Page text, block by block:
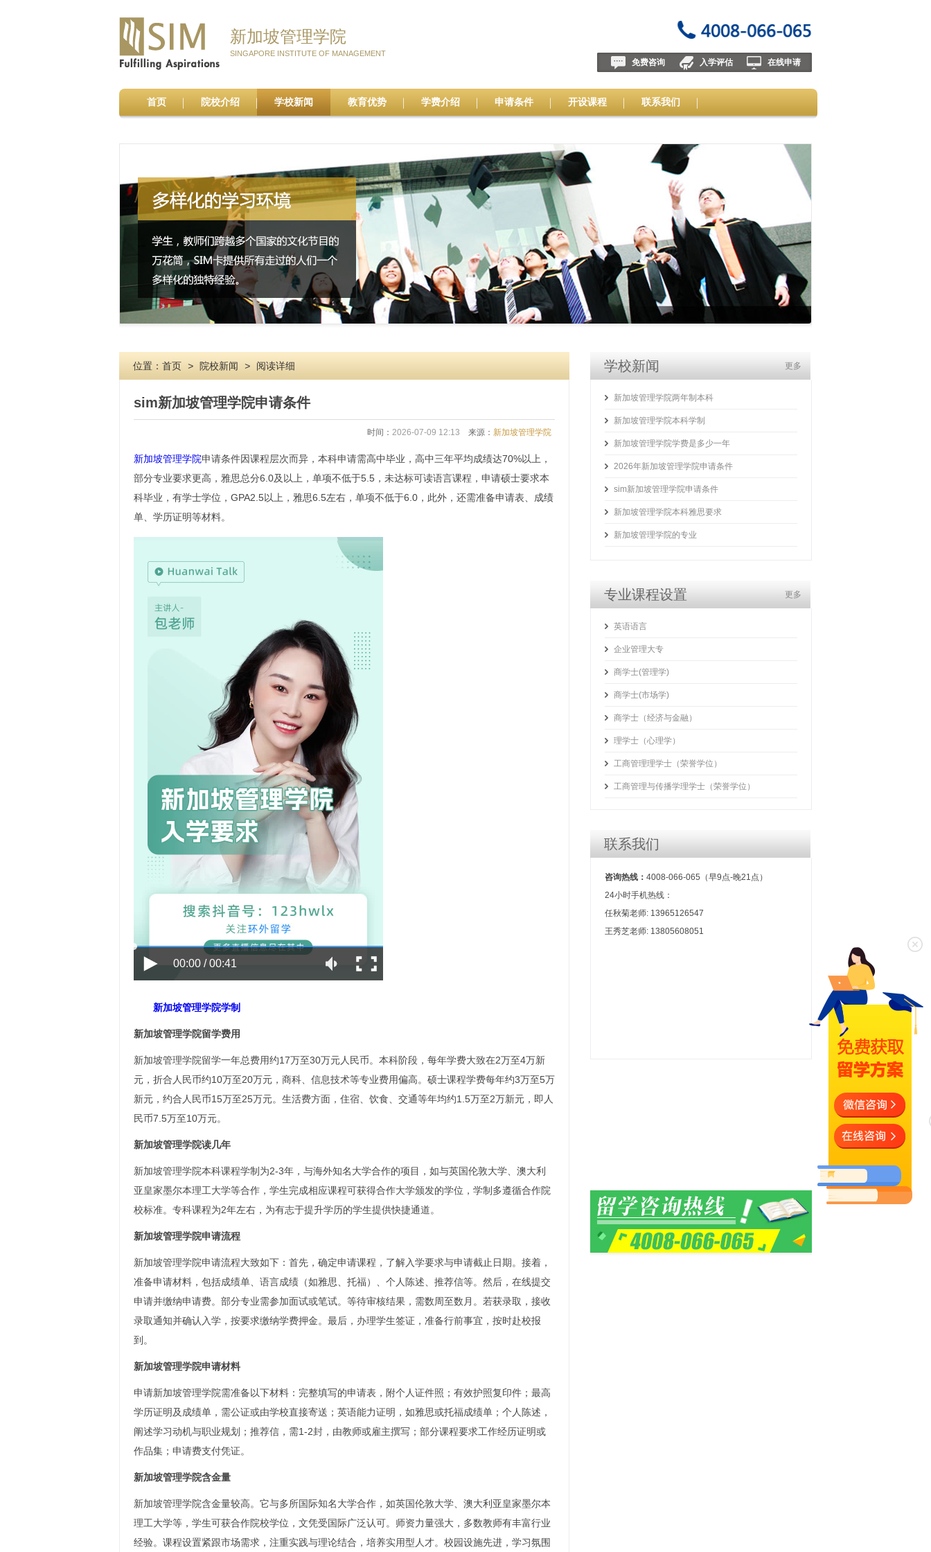
新加坡管理学院
SINGAPORE INSTITUTE OF MANAGEMENT
免费咨询 入学评估 在线申请
首页 院校介绍 学校新闻 教育优势 学费介绍 申请条件 开设课程 联系我们
位置： 首页 > 院校新闻 > 阅读详细
sim新加坡管理学院申请条件
时间： 2026-07-09 12:13 来源： 新加坡管理学院
新加坡管理学院申请条件因课程层次而异，本科申请需高中毕业，高中三年平均成绩达70%以上，
部分专业要求更高，雅思总分6.0及以上，单项不低于5.5，未达标可读语言课程，申请硕士要求本
科毕业，有学士学位，GPA2.5以上，雅思6.5左右，单项不低于6.0，此外，还需准备申请表、成绩
单、学历证明等材料。
00:00 / 00:41
新加坡管理学院学制
新加坡管理学院留学费用
新加坡管理学院留学一年总费用约17万至30万元人民币。本科阶段，每年学费大致在2万至4万新
元，折合人民币约10万至20万元，商科、信息技术等专业费用偏高。硕士课程学费每年约3万至5万
新元，约合人民币15万至25万元。生活费方面，住宿、饮食、交通等年均约1.5万至2万新元，即人
民币7.5万至10万元。
新加坡管理学院读几年
新加坡管理学院本科课程学制为2-3年，与海外知名大学合作的项目，如与英国伦敦大学、澳大利
亚皇家墨尔本理工大学等合作，学生完成相应课程可获得合作大学颁发的学位，学制多遵循合作院
校标准。专科课程为2年左右，为有志于提升学历的学生提供快捷通道。
新加坡管理学院申请流程
新加坡管理学院申请流程大致如下：首先，确定申请课程，了解入学要求与申请截止日期。接着，
准备申请材料，包括成绩单、语言成绩（如雅思、托福）、个人陈述、推荐信等。然后，在线提交
申请并缴纳申请费。部分专业需参加面试或笔试。等待审核结果，需数周至数月。若获录取，接收
录取通知并确认入学，按要求缴纳学费押金。最后，办理学生签证，准备行前事宜，按时赴校报
到。
新加坡管理学院申请材料
申请新加坡管理学院需准备以下材料：完整填写的申请表，附个人证件照；有效护照复印件；最高
学历证明及成绩单，需公证或由学校直接寄送；英语能力证明，如雅思或托福成绩单；个人陈述，
阐述学习动机与职业规划；推荐信，需1-2封，由教师或雇主撰写；部分课程要求工作经历证明或
作品集；申请费支付凭证。
新加坡管理学院含金量
新加坡管理学院含金量较高。它与多所国际知名大学合作，如英国伦敦大学、澳大利亚皇家墨尔本
理工大学等，学生可获合作院校学位，文凭受国际广泛认可。师资力量强大，多数教师有丰富行业
经验。课程设置紧跟市场需求，注重实践与理论结合，培养实用型人才。校园设施先进，学习氛围
学校新闻 更多
新加坡管理学院两年制本科
新加坡管理学院本科学制
新加坡管理学院学费是多少一年
2026年新加坡管理学院申请条件
sim新加坡管理学院申请条件
新加坡管理学院本科雅思要求
新加坡管理学院的专业
专业课程设置 更多
英语语言
企业管理大专
商学士(管理学)
商学士(市场学)
商学士（经济与金融）
理学士（心理学）
工商管理理学士（荣誉学位）
工商管理与传播学理学士（荣誉学位）
联系我们
咨询热线： 4008-066-065（早9点-晚21点）
24小时手机热线：
任秋菊老师: 13965126547
王秀芝老师: 13805608051